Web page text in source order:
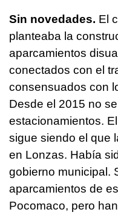
Sin novedades. El
planteaba la
aparcamientos
conectados con el
consensuados con
Desde el 2015 no
estacionamientos.
sigue siendo el que
en Lonzas. Había
gobierno municipal.
aparcamientos de
Pocomaco, pero